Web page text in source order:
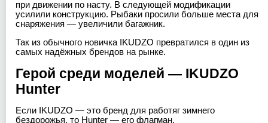
при движении по насту. В следующей модификации
усилили конструкцию. Рыбаки просили больше места для
снаряжения — увеличили багажник.
Так из обычного новичка IKUDZO превратился в один из
самых надёжных брендов на рынке.
Герой среди моделей — IKUDZO
Hunter
Если IKUDZO — это бренд для работяг зимнего
бездорожья, то Hunter — его флагман.